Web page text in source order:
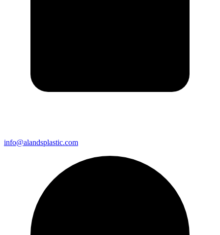
info@alandsplastic.com